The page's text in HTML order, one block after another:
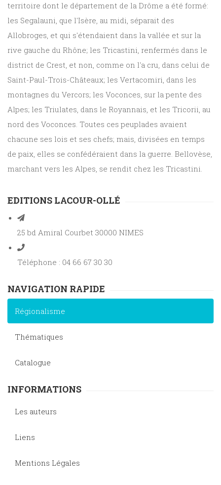
territoire dont le département de la Drôme a été formé:
les Segalauni, que l'Isère, au midi, séparait des
Allobroges, et qui s'étendaient dans la vallée et sur la
rive gauche du Rhône; les Tricastini, renfermés dans le
district de Crest, et non, comme on l'a cru, dans celui de
Saint-Paul-Trois-Châteaux; les Vertacomiri, dans les
montagnes du Vercors; les Voconces, sur la pente des
Alpes; les Triulates, dans le Royannais, et les Tricorii, au
nord des Voconces. Toutes ces peuplades avaient
chacune ses lois et ses chefs; mais, divisées en temps
de paix, elles se confédéraient dans la guerre. Bellovèse,
marchant vers les Alpes, se rendit chez les Tricastini.
EDITIONS LACOUR-OLLÉ
25 bd Amiral Courbet 30000 NIMES
Téléphone : 04 66 67 30 30
NAVIGATION RAPIDE
Régionalisme
Thématiques
Catalogue
INFORMATIONS
Les auteurs
Liens
Mentions Légales